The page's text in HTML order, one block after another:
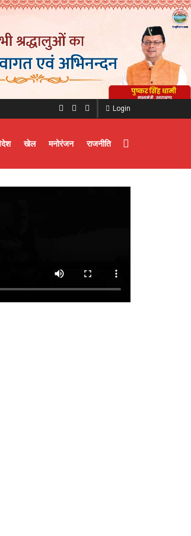
Login
खेल मनोरंजन राजनीति